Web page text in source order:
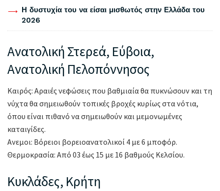
Η δυστυχία του να είσαι μισθωτός στην Ελλάδα του
2026
Ανατολική Στερεά, Εύβοια,
Ανατολική Πελοπόννησος
Καιρός: Αραιές νεφώσεις που βαθμιαία θα πυκνώσουν και τη
νύχτα θα σημειωθούν τοπικές βροχές κυρίως στα νότια,
όπου είναι πιθανό να σημειωθούν και μεμονωμένες
καταιγίδες.
Ανεμοι: Βόρειοι βορειοανατολικοί 4 με 6 μποφόρ.
Θερμοκρασία: Από 03 έως 15 με 16 βαθμούς Κελσίου.
Κυκλάδες, Κρήτη